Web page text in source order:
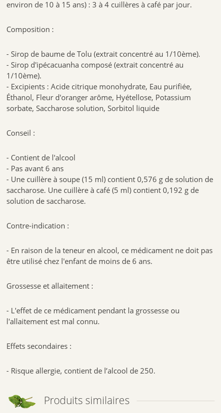
environ de 10 à 15 ans) : 3 à 4 cuillères à café par jour.
Composition :
- Sirop de baume de Tolu (extrait concentré au 1/10ème).
- Sirop d'ipécacuanha composé (extrait concentré au
1/10ème).
- Excipients : Acide citrique monohydrate, Eau purifiée,
Éthanol, Fleur d'oranger arôme, Hyétellose, Potassium
sorbate, Saccharose solution, Sorbitol liquide
Conseil :
- Contient de l'alcool
- Pas avant 6 ans
- Une cuillère à soupe (15 ml) contient 0,576 g de solution de
saccharose. Une cuillère à café (5 ml) contient 0,192 g de
solution de saccharose.
Contre-indication :
- En raison de la teneur en alcool, ce médicament ne doit pas
être utilisé chez l'enfant de moins de 6 ans.
Grossesse et allaitement :
- L'effet de ce médicament pendant la grossesse ou
l'allaitement est mal connu.
Effets secondaires :
- Risque allergie, contient de l’alcool de 250.
Produits similaires